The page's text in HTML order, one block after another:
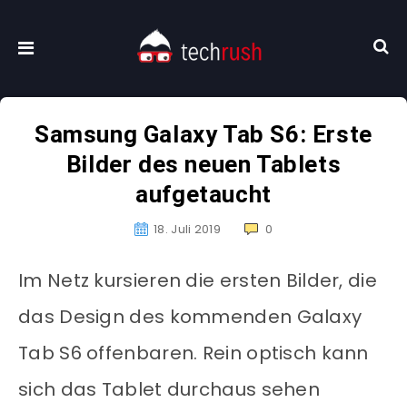
Samsung Galaxy Tab S6: Erste
Bilder des neuen Tablets
aufgetaucht
18. Juli 2019 0
Im Netz kursieren die ersten Bilder, die
das Design des kommenden Galaxy
Tab S6 offenbaren. Rein optisch kann
sich das Tablet durchaus sehen